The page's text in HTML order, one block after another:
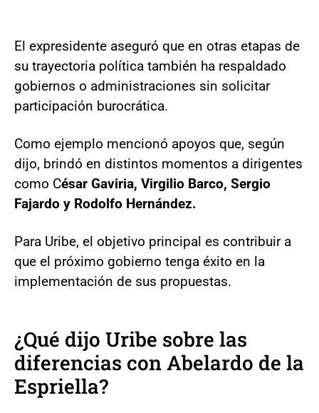
El expresidente aseguró que en otras etapas de
su trayectoria política también ha respaldado
gobiernos o administraciones sin solicitar
participación burocrática.
Como ejemplo mencionó apoyos que, según
dijo, brindó en distintos momentos a dirigentes
como César Gaviria, Virgilio Barco, Sergio
Fajardo y Rodolfo Hernández.
Para Uribe, el objetivo principal es contribuir a
que el próximo gobierno tenga éxito en la
implementación de sus propuestas.
¿Qué dijo Uribe sobre las
diferencias con Abelardo de la
Espriella?